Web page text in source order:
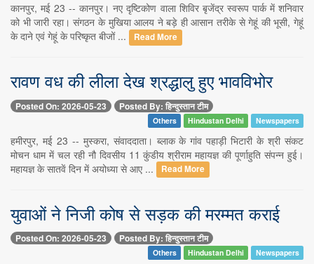
कानपुर, मई 23 -- कानपुर। नए दृष्टिकोण वाला शिविर बृजेंद्र स्वरूप पार्क में शनिवार
को भी जारी रहा। संगठन के मुखिया आलय ने बड़े ही आसान तरीके से गेहूं की भूसी, गेहूं
के दाने एवं गेहूं के परिष्कृत बीजों ...
Read More
रावण वध की लीला देख श्रद्धालु हुए भावविभोर
Posted On: 2026-05-23 Posted By: हिन्दुस्तान टीम
Others Hindustan Delhi Newspapers
हमीरपुर, मई 23 -- मुस्करा, संवाददाता। ब्लाक के गांव पहाड़ी भिटारी के श्री संकट
मोचन धाम में चल रही नौ दिवसीय 11 कुंडीय श्रीराम महायज्ञ की पूर्णाहुति संपन्न हुई।
महायज्ञ के सातवें दिन में अयोध्या से आए ...
Read More
युवाओं ने निजी कोष से सड़क की मरम्मत कराई
Posted On: 2026-05-23 Posted By: हिन्दुस्तान टीम
Others Hindustan Delhi Newspapers